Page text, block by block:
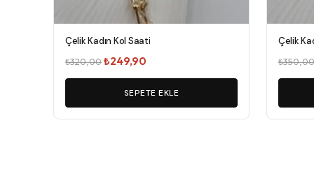
Çelik Kadın Kol Saati
₺320,00Orijinal
fiyat:
₺320,00.
₺249,90
andaki
fiyat:
₺249,90.
SEPETE EKLE
Çelik
₺350,00